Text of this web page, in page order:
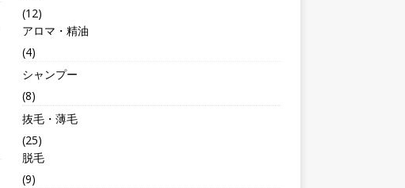
(12)
アロマ・精油
(4)
シャンプー
(8)
抜毛・薄毛
(25)
脱毛
(9)